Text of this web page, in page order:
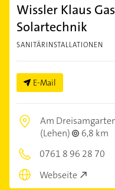
Wissler Klaus
Solartechnik
SANITÄRINSTALLATIONEN
E-Mail
Am
(Lehen)
6,8 km
0761 8 96 28 70
Webseite